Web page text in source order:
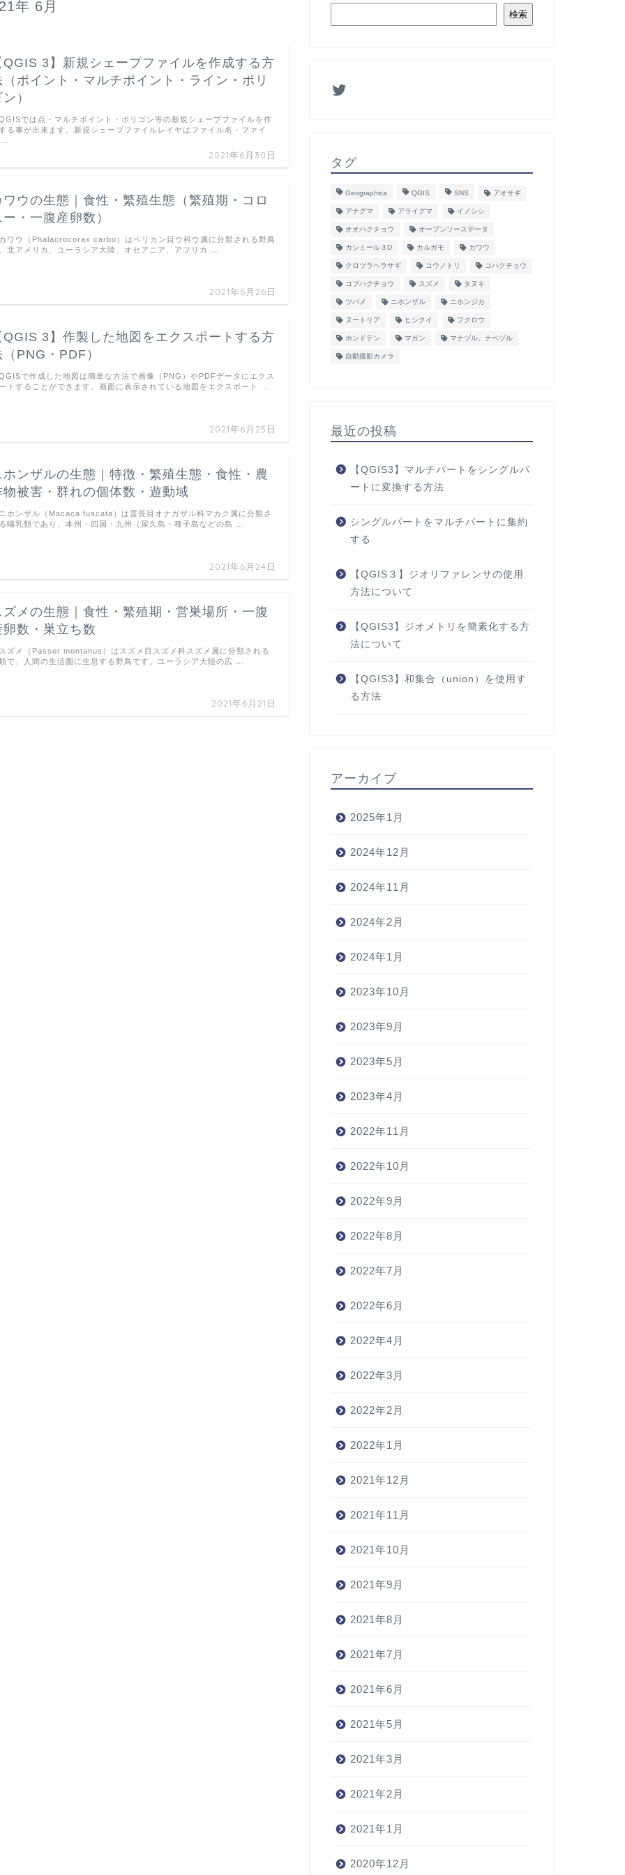
年 6月
QGIS 3】新規シェープファイルを作成する方
（ポイント・マルチポイント・ライン・ポリ
）
2021年6月30日
では点・マルチポイント・ポリゴン等の新規シェープファイルを作
る事が出来ます。新規シェープファイルレイヤはファイル名・ファイ
ワウの生態｜食性・繁殖生態（繁殖期・コロ
ー・一腹産卵数）
2021年6月26日
ウ（Phalacrocorax carbo）はペリカン目ウ科ウ属に分類される野鳥
北アメリカ、ユーラシア大陸、オセアニア、アフリカ …
QGIS 3】作製した地図をエクスポートする方
（PNG・PDF）
2021年6月25日
で作成した地図は簡単な方法で画像（PNG）やPDFデータにエクス
トすることができます。画面に表示されている地図をエクスポート …
ホンザルの生態｜特徴・繁殖生態・食性・農
物被害・群れの個体数・遊動域
2021年6月24日
ンザル（Macaca fuscata）は霊長目オナガザル科マカク属に分類さ
哺乳類であり、本州・四国・九州（屋久島・種子島などの島 …
ズメの生態｜食性・繁殖期・営巣場所・一腹
卵数・巣立ち数
2021年6月21日
メ（Passer montanus）はスズメ目スズメ科スズメ属に分類される
で、人間の生活圏に生息する野鳥です。ユーラシア大陸の広 …
検索
タグ
Geographica QGIS SNS アオサギ
アナグマ アライグマ イノシシ
オオハクチョウ オープンソースデータ
カシミール３D カルガモ カワウ
クロツラヘラサギ コウノトリ コハクチョウ
コブハクチョウ スズメ タヌキ
ツバメ ニホンザル ニホンジカ
ヌートリア ヒシクイ フクロウ
ホンドテン マガン マナヅル、ナベヅル
自動撮影カメラ
最近の投稿
【QGIS3】マルチパートをシングルパ
ートに変換する方法
シングルパートをマルチパートに集約
する
【QGIS３】ジオリファレンサの使用
方法について
【QGIS3】ジオメトリを簡素化する方
法について
【QGIS3】和集合（union）を使用す
る方法
アーカイブ
2025年1月
2024年12月
2024年11月
2024年2月
2024年1月
2023年10月
2023年9月
2023年5月
2023年4月
2022年11月
2022年10月
2022年9月
2022年8月
2022年7月
2022年6月
2022年4月
2022年3月
2022年2月
2022年1月
2021年12月
2021年11月
2021年10月
2021年9月
2021年8月
2021年7月
2021年6月
2021年5月
2021年3月
2021年2月
2021年1月
2020年12月